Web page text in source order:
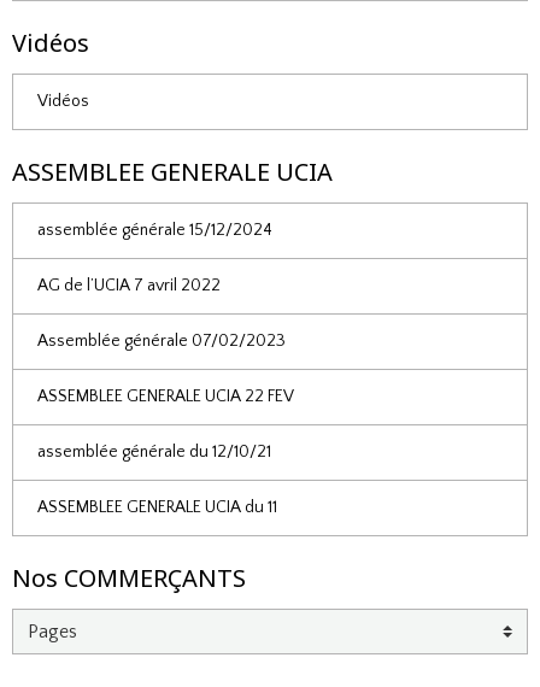
Vidéos
Vidéos
ASSEMBLEE GENERALE UCIA
assemblée générale 15/12/2024
AG de l’UCIA 7 avril 2022
Assemblée générale 07/02/2023
ASSEMBLEE GENERALE UCIA 22 FEV
assemblée générale du 12/10/21
ASSEMBLEE GENERALE UCIA du 11
Nos COMMERÇANTS